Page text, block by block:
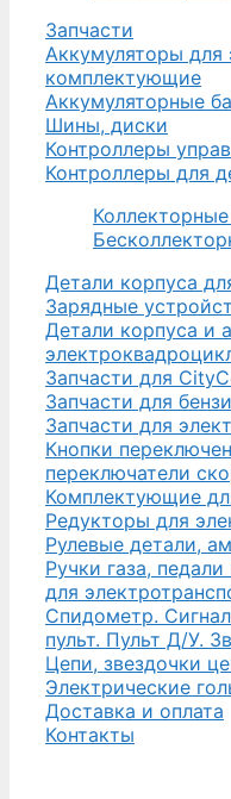
Запчасти
Аккумуляторы для
комплектующие
Аккумуляторные
Шины, диски
Контроллеры
Контроллеры для
Детали корпуса
Зарядные
Детали корпуса и
Запчасти для
Запчасти для
Запчасти для
Кнопки
переключатели
Комплектующие
Редукторы для
Рулевые детали,
Ручки газа,
для
Спидометр.
пульт. Пульт Д/У.
Цепи, звездочки
Электрические
Доставка и оплата
Контакты